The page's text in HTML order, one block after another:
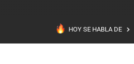
HOY SE HABLA DE